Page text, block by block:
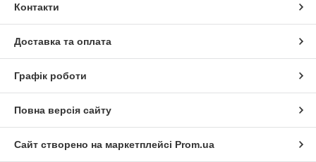
Контакти
Доставка та оплата
Графік роботи
Повна версія сайту
Сайт створено на маркетплейсі Prom.ua